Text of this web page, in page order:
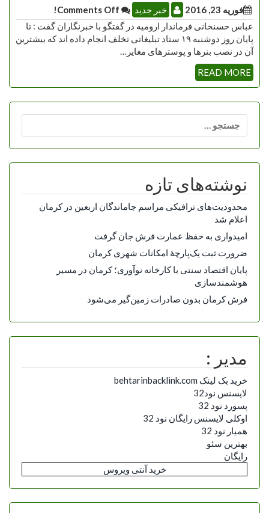
فوریه 23, 2016 خبر جدید
عباس حسنخانی فرماندار ارومیه در گفتگو با خبرنگاران گفت : تا
پایان روز دوشنبه ۱۹ ستاد تبلیغاتی تخلف انجام داده اند که بیشترین
آن در نصب بنرها و پوسترهای مغایر…
READ MORE
برای:
نوشته‌های تازه
محدودیت‌های ترافیکی مراسم جاماندگان اربعین در کرمان
اعلام شد
امیدواری به حفظ عمارت فرش جان گرفت
ضرورت ثبت یک‌پارچۀ امکانات شهری کرمان
پایان اقتصاد سنتی با کارخانه نوآوری؛ کرمان در مسیر
هوشمندسازی
فرش کرمان بدون صادرات زمین‌گیر می‌شود
مدیر :
خرید بک لینک behtarinbacklink.com
لایسنس نود32
پسورد نود 32
اوکلی لایسنس رایگان نود 32
همیار نود 32
بهترین سئو
رایگان
خرید آنتی ویروس